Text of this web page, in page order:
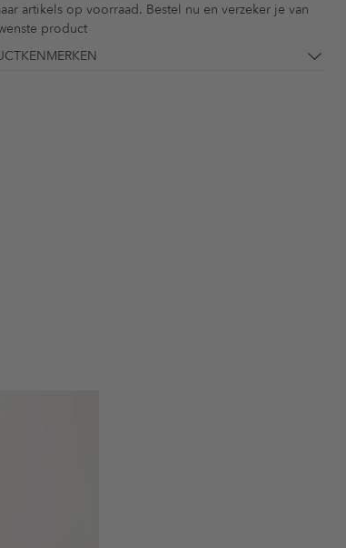
artikels op voorraad. Bestel nu en verzeker je van
product